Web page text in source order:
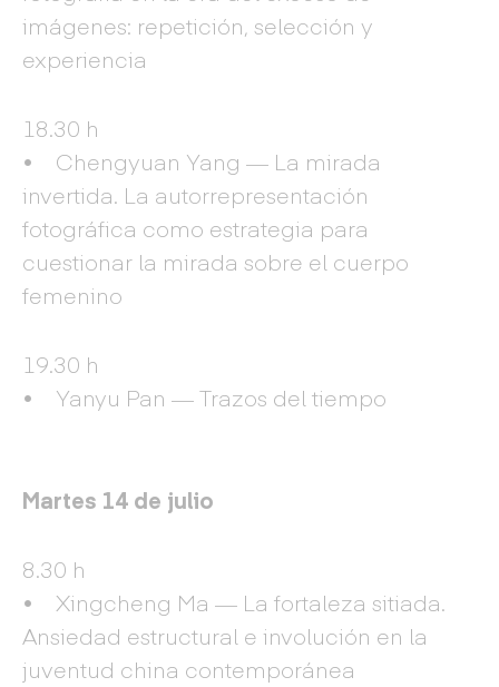
imágenes: repetición, selección y
experiencia
18.30 h
• Chengyuan Yang — La mirada
invertida. La autorrepresentación
fotográfica como estrategia para
cuestionar la mirada sobre el cuerpo
femenino
19.30 h
• Yanyu Pan — Trazos del tiempo
Martes 14 de julio
8.30 h
• Xingcheng Ma — La fortaleza sitiada.
Ansiedad estructural e involución en la
juventud china contemporánea